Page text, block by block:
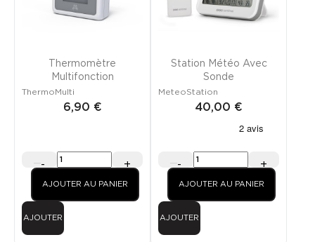
Thermomètre
Multifonction
ThermoMulti
6,90 €
- +
AJOUTER AU PANIER
AJOUTER
Station Météo Avec
Sonde
MeteoStation
40,00 €
- +
AJOUTER AU PANIER
AJOUTER